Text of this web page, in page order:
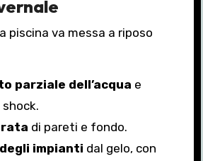
piscina va messa a riposo
parziale dell’acqua e
di pareti e fondo.
impianti dal gelo, con